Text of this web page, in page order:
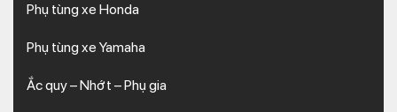
Phụ tùng xe Honda
Phụ tùng xe Yamaha
Ắc quy – Nhớt – Phụ gia